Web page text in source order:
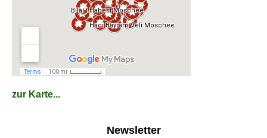
zur Karte...
Newsletter